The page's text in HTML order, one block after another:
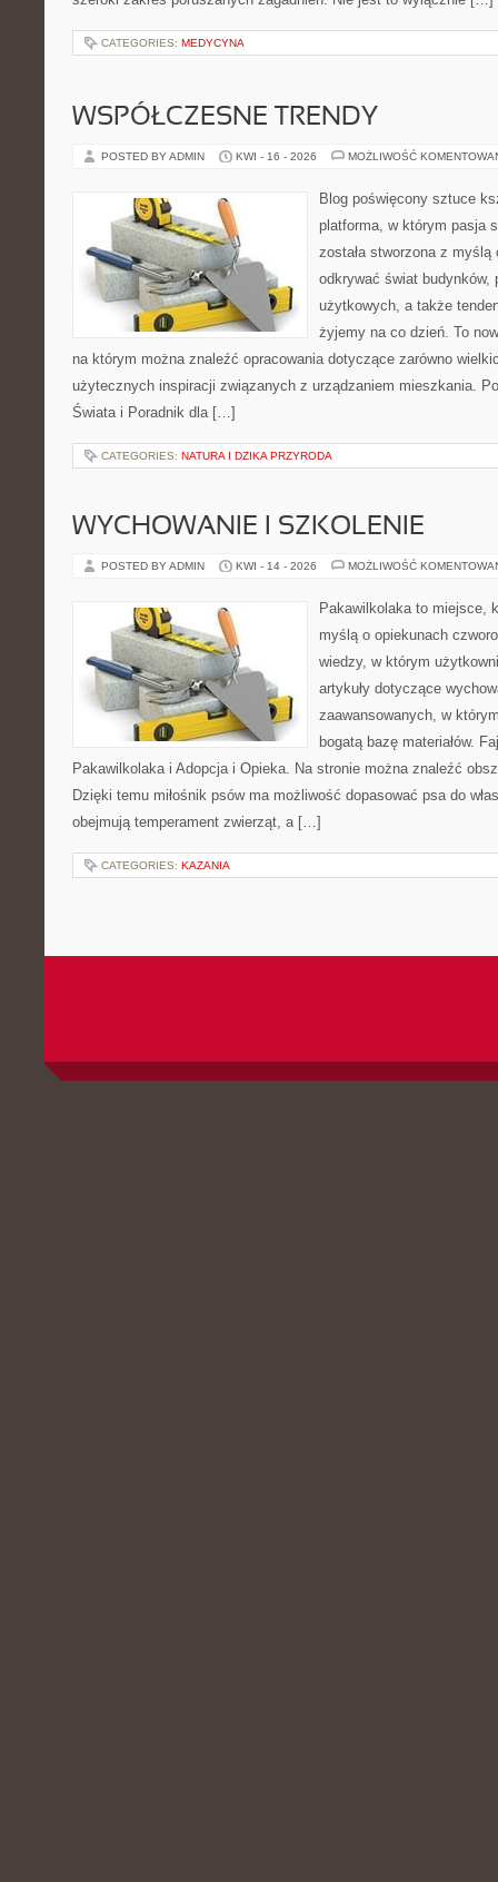
CATEGORIES: MEDYCYNA
WSPÓŁCZESNE TRENDY
POSTED BY ADMIN KWI - 16 - 2026 MOŻLIWOŚĆ
Blog poświęcony sztuce
platforma, w którym pasja
została stworzona z
odkrywać świat
użytkowych, a także
żyjemy na co dzień. To
na którym można znaleźć opracowania dotyczące zarówno
użytecznych inspiracji związanych z urządzaniem mieszkania.
Świata i Poradnik dla […]
CATEGORIES: NATURA I DZIKA PRZYRODA
WYCHOWANIE I SZKOLENIE
POSTED BY ADMIN KWI - 14 - 2026 MOŻLIWOŚĆ
Pakawilkolaka to miejsce,
myślą o opiekunach
wiedzy, w którym
artykuły dotyczące
zaawansowanych, w
bogatą bazę materiałów.
Pakawilkolaka i Adopcja i Opieka. Na stronie można znaleźć
Dzięki temu miłośnik psów ma możliwość dopasować psa do
obejmują temperament zwierząt, a […]
CATEGORIES: KAZANIA